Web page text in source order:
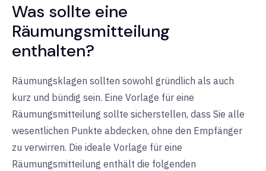
Was sollte eine
Räumungsmitteilung
enthalten?
Räumungsklagen sollten sowohl gründlich als auch
kurz und bündig sein. Eine Vorlage für eine
Räumungsmitteilung sollte sicherstellen, dass Sie alle
wesentlichen Punkte abdecken, ohne den Empfänger
zu verwirren. Die ideale Vorlage für eine
Räumungsmitteilung enthält die folgenden